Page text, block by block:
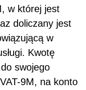
w której jest
doliczany jest
w
Kwotę
swojego
9M, na konto